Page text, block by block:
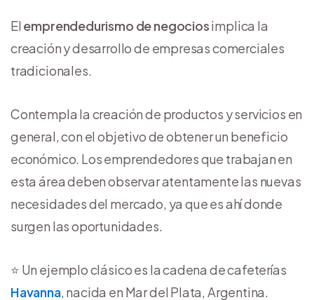
El emprendedurismo de negociosimplica la
creación y desarrollo de empresas comerciales
tradicionales.
Contempla la creación de productos y servicios en
general, con el objetivo de obtener un beneficio
económico. Los emprendedores que trabajan en
esta área deben observar atentamente las nuevas
necesidades del mercado, ya que es ahí donde
surgen las oportunidades.
⭐ Un ejemplo clásico es la cadena de cafeterías
Havanna, nacida en Mar del Plata, Argentina.